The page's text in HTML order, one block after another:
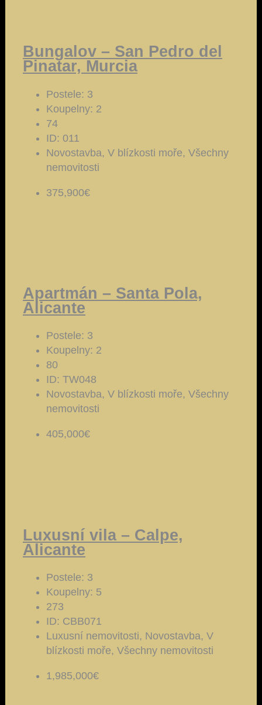
Bungalov – San Pedro del
Pinatar, Murcia
Postele: 3
Koupelny: 2
74
ID: 011
Novostavba, V blízkosti moře, Všechny
nemovitosti
375,900€
Apartmán – Santa Pola,
Alicante
Postele: 3
Koupelny: 2
80
ID: TW048
Novostavba, V blízkosti moře, Všechny
nemovitosti
405,000€
Luxusní vila – Calpe,
Alicante
Postele: 3
Koupelny: 5
273
ID: CBB071
Luxusní nemovitosti, Novostavba, V
blízkosti moře, Všechny nemovitosti
1,985,000€